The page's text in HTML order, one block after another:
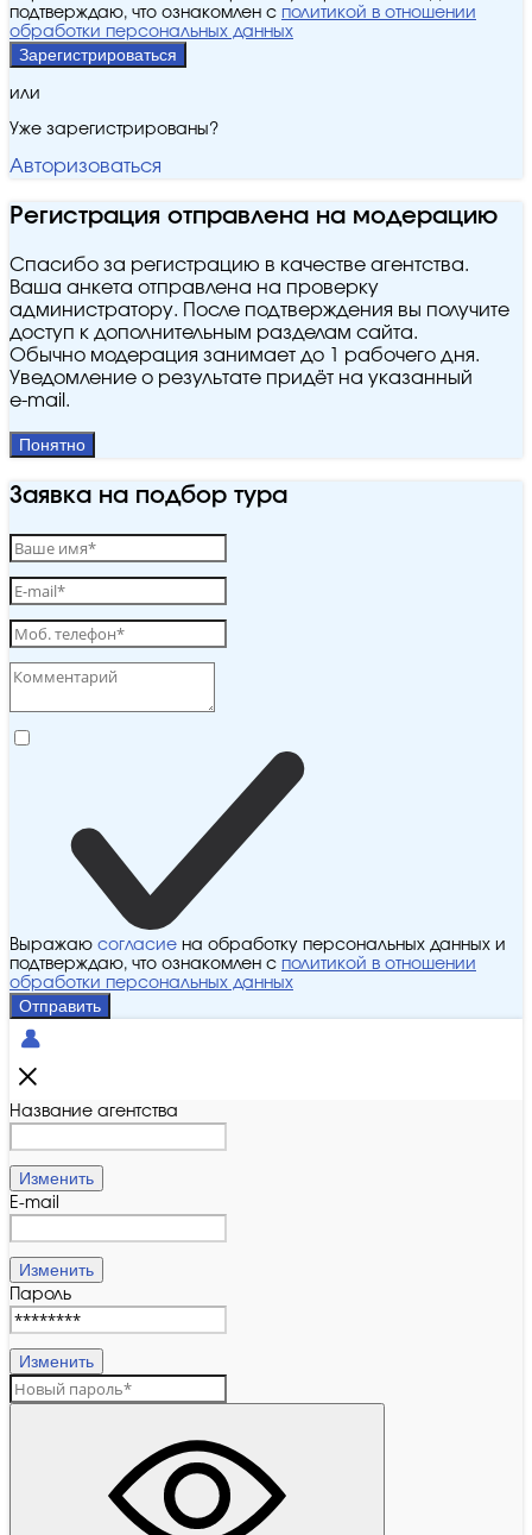
подтверждаю, что ознакомлен с политикой в отношении
обработки персональных данных
Зарегистрироваться
или
Уже зарегистрированы?
Авторизоваться
Регистрация отправлена на модерацию
Спасибо за регистрацию в качестве агентства.
Ваша анкета отправлена на проверку
администратору. После подтверждения вы получите
доступ к дополнительным разделам сайта.
Обычно модерация занимает до 1 рабочего дня.
Уведомление о результате придёт на указанный
e‑mail.
Понятно
Заявка на подбор тура
Выражаю согласие на обработку персональных данных и
подтверждаю, что ознакомлен с политикой в отношении
обработки персональных данных
Отправить
Название агентства
Изменить
E-mail
Изменить
Пароль
Изменить